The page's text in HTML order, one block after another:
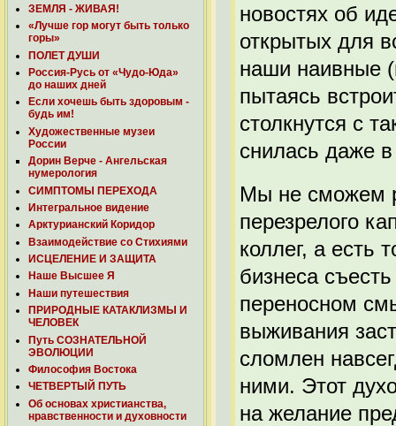
ЗЕМЛЯ - ЖИВАЯ!
«Лучше гор могут быть только
горы»
ПОЛЕТ ДУШИ
Россия-Русь от «Чудо-Юда»
до наших дней
Если хочешь быть здоровым -
будь им!
Художественные музеи
России
Дорин Верче - Ангельская
нумерология
СИМПТОМЫ ПЕРЕХОДА
Интегральное видение
Арктурианский Коридор
Взаимодействие со Стихиями
ИСЦЕЛЕНИЕ И ЗАЩИТА
Наше Высшее Я
Наши путешествия
ПРИРОДНЫЕ КАТАКЛИЗМЫ И
ЧЕЛОВЕК
Путь СОЗНАТЕЛЬНОЙ
ЭВОЛЮЦИИ
Философия Востока
ЧЕТВЕРТЫЙ ПУТЬ
Об основах христианства,
нравственности и духовности
новостях об
открытых для
наши наивные
пытаясь
столкнутся с
снилась даже
Мы не сможем
перезрелого
коллег, а есть
бизнеса
переносном
выживания
сломлен
ними. Этот
на желание